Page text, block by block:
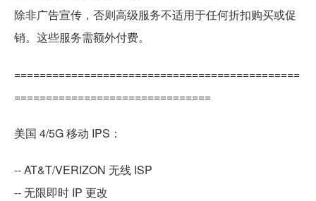
除非广告宣传，否则高级服务不适用于任何折扣购买或促
销。这些服务需额外付费。
=============================================
===============================
美国 4/5G 移动 IPS：
-- AT&T/VERIZON 无线 ISP
-- 无限即时 IP 更改